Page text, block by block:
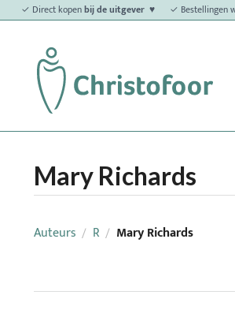
✓ Direct kopenbij de uitgever ♥ ✓ Bestellingen
Mary Richards
Auteurs / R / Mary Richards